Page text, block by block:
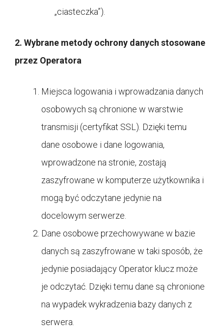
„ciasteczka”).
2. Wybrane metody ochrony danych stosowane
przez Operatora
Miejsca logowania i wprowadzania danych
osobowych są chronione w warstwie
transmisji (certyfikat SSL). Dzięki temu
dane osobowe i dane logowania,
wprowadzone na stronie, zostają
zaszyfrowane w komputerze użytkownika i
mogą być odczytane jedynie na
docelowym serwerze.
Dane osobowe przechowywane w bazie
danych są zaszyfrowane w taki sposób, że
jedynie posiadający Operator klucz może
je odczytać. Dzięki temu dane są chronione
na wypadek wykradzenia bazy danych z
serwera.